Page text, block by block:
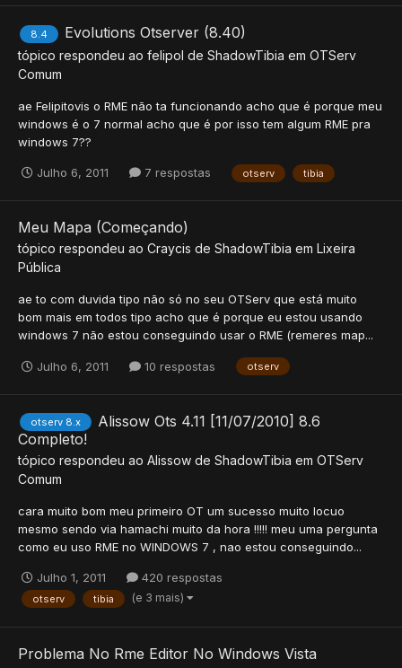
8.4 Evolutions Otserver (8.40)
tópico respondeu ao felipol de ShadowTibia em OTServ
Comum
ae Felipitovis o RME não ta funcionando acho que é porque meu
windows é o 7 normal acho que é por isso tem algum RME pra
windows 7??
Julho 6, 2011 7 respostas otserv tibia
Meu Mapa (Começando)
tópico respondeu ao Craycis de ShadowTibia em Lixeira
Pública
ae to com duvida tipo não só no seu OTServ que está muito
bom mais em todos tipo acho que é porque eu estou usando
windows 7 não estou conseguindo usar o RME (remeres map...
Julho 6, 2011 10 respostas otserv
otserv 8.x
Alissow Ots 4.11 [11/07/2010] 8.6
Completo!
tópico respondeu ao Alissow de ShadowTibia em OTServ
Comum
cara muito bom meu primeiro OT um sucesso muito locuo
mesmo sendo via hamachi muito da hora !!!!! meu uma pergunta
como eu uso RME no WINDOWS 7 , nao estou conseguindo...
Julho 1, 2011 420 respostas
otserv tibia (e 3 mais)
Problema No Rme Editor No Windows Vista